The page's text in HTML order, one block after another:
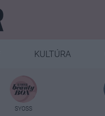
KULTÚRA
SYOSS